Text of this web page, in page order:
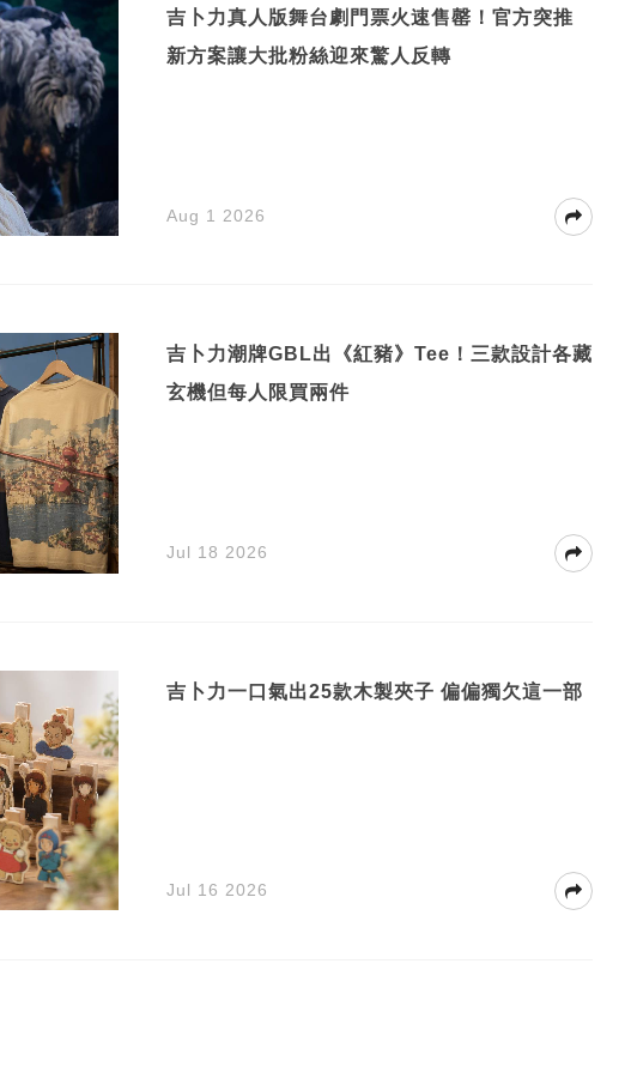
吉卜力真人版舞台劇門票火速售罄！官方突推
新方案讓大批粉絲迎來驚人反轉
Aug 1 2026
吉卜力潮牌GBL出《紅豬》Tee！三款設計各藏
玄機但每人限買兩件
Jul 18 2026
吉卜力一口氣出25款木製夾子 偏偏獨欠這一部
Jul 16 2026